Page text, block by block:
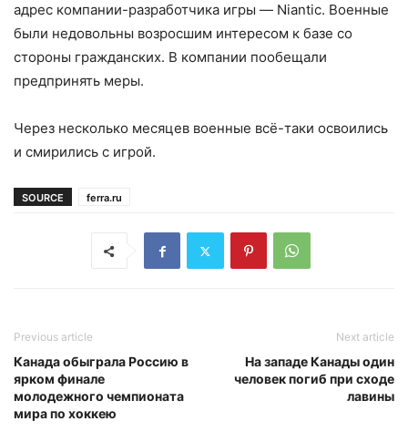
адрес компании-разработчика игры — Niantic. Военные
были недовольны возросшим интересом к базе со
стороны гражданских. В компании пообещали
предпринять меры.
Через несколько месяцев военные всё-таки освоились
и смирились с игрой.
SOURCE ferra.ru
Previous article
Канада обыграла Россию в
ярком финале
молодежного чемпионата
мира по хоккею
Next article
На западе Канады один
человек погиб при сходе
лавины